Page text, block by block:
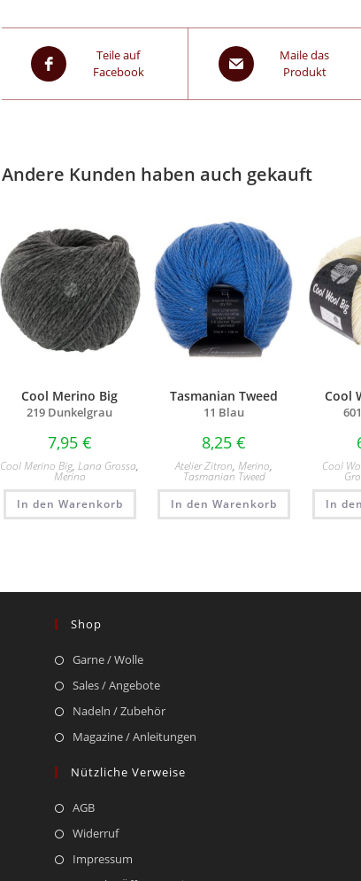
Teile auf
Facebook
Maile das
Produkt
Andere Kunden haben auch gekauft
Cool Merino Big
219 Dunkelgrau
7,95 €
Cool Merino Big,Lana Grossa,
Merino
In den Warenkorb
Tasmanian Tweed
11 Blau
8,25€
Atelier Zitron,Merino,
Tasmanian Tweed
In den Warenkorb
Cool
Cool
In
Shop
Garne / Wolle
Sales / Angebote
Nadeln / Zubehör
Magazine / Anleitungen
Nützliche Verweise
AGB
Widerruf
Impressum